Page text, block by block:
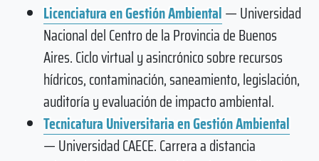
Licenciatura en Gestión Ambiental— Universidad
Nacional del Centro de la Provincia de Buenos
Aires. Ciclo virtual y asincrónico sobre recursos
hídricos, contaminación, saneamiento, legislación,
auditoría y evaluación de impacto ambiental.
Tecnicatura Universitaria en Gestión Ambiental
— Universidad CAECE. Carrera a distancia